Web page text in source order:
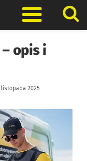
Otwórz
opis i
listopada 2025